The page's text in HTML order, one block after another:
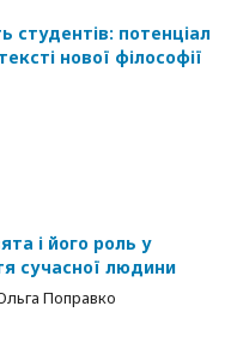
студентів: потенціал
нової філософії
і його роль у
сучасної людини
Поправко